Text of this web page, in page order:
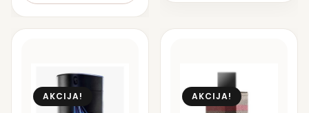
AKCIJA! AKCIJA!